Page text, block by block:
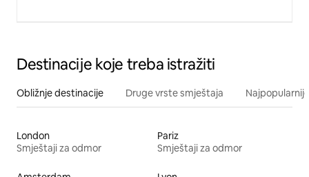
Destinacije koje treba istražiti
Obližnje destinacije Druge vrste smještaja
London
Smještaji za odmor
Pariz
Smještaji za odmor